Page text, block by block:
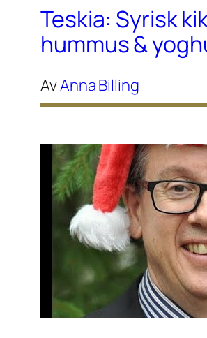
Teskia: Syrisk
hummus &
AvAnna Billing